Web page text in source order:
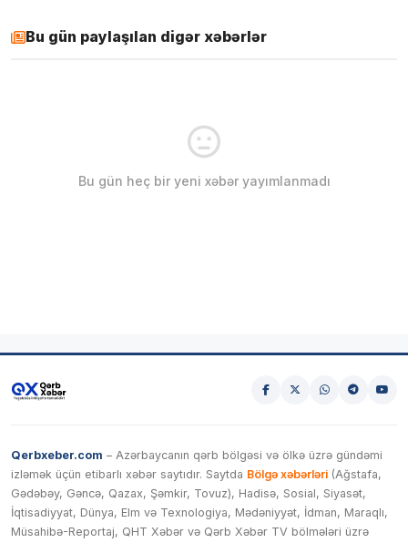
Bu gün paylaşılan digər xəbərlər
Bu gün heç bir yeni xəbər yayımlanmadı
Qerbxeber.com – Azərbaycanın qərb bölgəsi və ölkə üzrə gündəmi
izləmək üçün etibarlı xəbər saytıdır. Saytda Bölgə xəbərləri (Ağstafa,
Gədəbəy, Gəncə, Qazax, Şəmkir, Tovuz), Hadisə, Sosial, Siyasət,
İqtisadiyyat, Dünya, Elm və Texnologiya, Mədəniyyət, İdman, Maraqlı,
Müsahibə-Reportaj, QHT Xəbər və Qərb Xəbər TV bölmələri üzrə